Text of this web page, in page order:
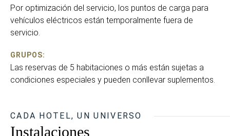
Por optimización del servicio, los puntos de carga para
vehículos eléctricos están temporalmente fuera de
servicio.
GRUPOS:
Las reservas de 5 habitaciones o más están sujetas a
condiciones especiales y pueden conllevar suplementos.
CADA HOTEL, UN UNIVERSO
Instalaciones